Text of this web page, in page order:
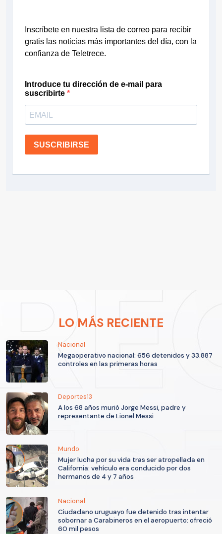
Inscríbete en nuestra lista de correo para recibir
gratis las noticias más importantes del día, con la
confianza de Teletrece.
Introduce tu dirección de e-mail para
suscribirte
SUSCRIBIRSE
LO MÁS RECIENTE
Nacional
Megaoperativo nacional: 656 detenidos y 33.887
controles en las primeras horas
Deportes13
A los 68 años murió Jorge Messi, padre y
representante de Lionel Messi
Mundo
Mujer lucha por su vida tras ser atropellada en
California: vehículo era conducido por dos
hermanos de 4 y 7 años
Nacional
Ciudadano uruguayo fue detenido tras intentar
sobornar a Carabineros en el aeropuerto: ofreció
60 mil pesos